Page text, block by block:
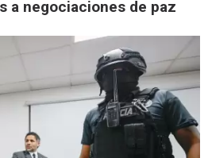
a negociaciones de paz